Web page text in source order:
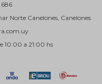
Norte Canelones, Canelones
10:00 a 21:00 hs